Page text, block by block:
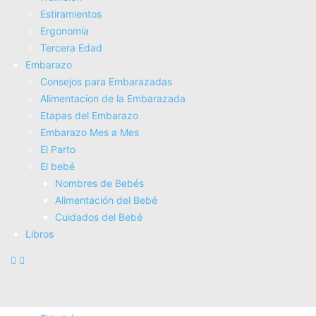
Estiramientos
Ergonomí­a
Tercera Edad
Embarazo
Consejos para Embarazadas
Alimentacion de la Embarazada
Etapas del Embarazo
Embarazo Mes a Mes
El Parto
El bebé
Nombres de Bebés
Alimentación del Bebé
Cuidados del Bebé
Libros
Fisioterapia
Electroterapia
Tratamientos
Masajes
SUPERALIMENTOS
Salud
Consejos sobre salud
Actividad Fí­sica
Nutrición
Estiramientos
Ergonomí­a
Tercera Edad
Embarazo
Consejos para Embarazadas